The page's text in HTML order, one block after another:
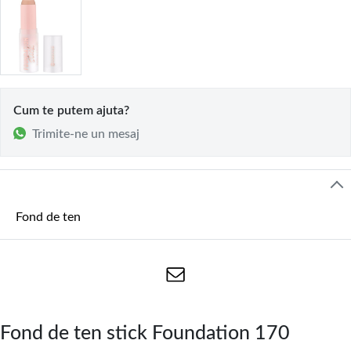
Cum te putem ajuta?
Trimite-ne un mesaj
Fond de ten
Fond de ten stick Foundation 170